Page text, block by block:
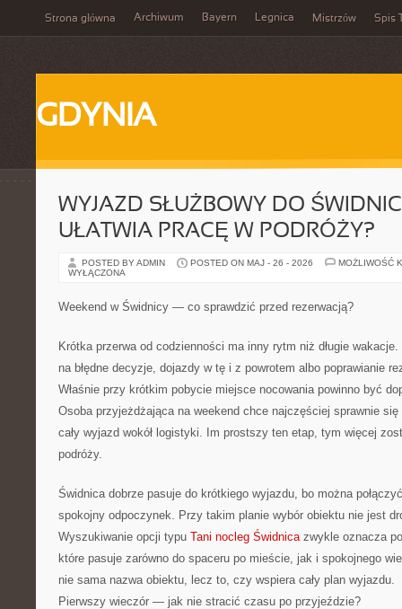
Strona główna Archiwum Bayern Legnica Mistrzów Spis
GDYNIA
WYJAZD SŁUŻBOWY DO
UŁATWIA PRACĘ W PODRÓŻY?
POSTED BY ADMIN POSTED ON MAJ - 26 - 2026
MOŻLIWOŚĆ
WYŁĄCZONA
Weekend w Świdnicy — co sprawdzić przed rezerwacją?
Krótka przerwa od codzienności ma inny rytm niż długie
na błędne decyzje, dojazdy w tę i z powrotem albo poprawianie
Właśnie przy krótkim pobycie miejsce nocowania powinno być
Osoba przyjeżdżająca na weekend chce najczęściej sprawnie
cały wyjazd wokół logistyki. Im prostszy ten etap, tym więcej
podróży.
Świdnica dobrze pasuje do krótkiego wyjazdu, bo można
spokojny odpoczynek. Przy takim planie wybór obiektu nie jest
Wyszukiwanie opcji typu Tani nocleg Świdnicazwykle oznacza
które pasuje zarówno do spaceru po mieście, jak i spokojnego
nie sama nazwa obiektu, lecz to, czy wspiera cały plan wyjazdu.
Pierwszy wieczór — jak nie stracić czasu po przyjeździe?